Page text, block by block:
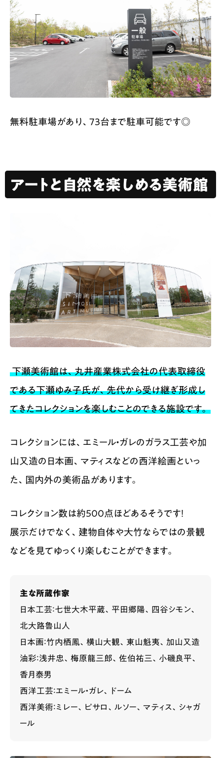
無料駐車場があり、73台まで駐車可能です◎
アートと自然を楽しめる美術館
下瀬美術館は、丸井産業株式会社の代表取締役
である下瀬ゆみ子氏が、先代から受け継ぎ形成し
てきたコレクションを楽しむことのできる施設です。
コレクションには、エミール・ガレのガラス工芸や加
山又造の日本画、マティスなどの西洋絵画といっ
た、国内外の美術品があります。
コレクション数は約500点ほどあるそうです！
展示だけでなく、建物自体や大竹ならではの景観
などを見てゆっくり楽しむことができます。
主な所蔵作家
日本工芸：七世大木平蔵、平田郷陽、四谷シモン、
北大路魯山人
日本画：竹内栖鳳、横山大観、東山魁夷、加山又造
油彩：浅井忠、梅原龍三郎、佐伯祐三、小磯良平、
香月泰男
西洋工芸：エミール・ガレ、ドーム
西洋美術：ミレー、ピサロ、ルソー、マティス、シャガ
ール